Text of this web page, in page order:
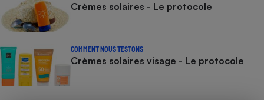
Crèmes solaires - Le protocole
COMMENT NOUS TESTONS
Crèmes solaires visage - Le protocole